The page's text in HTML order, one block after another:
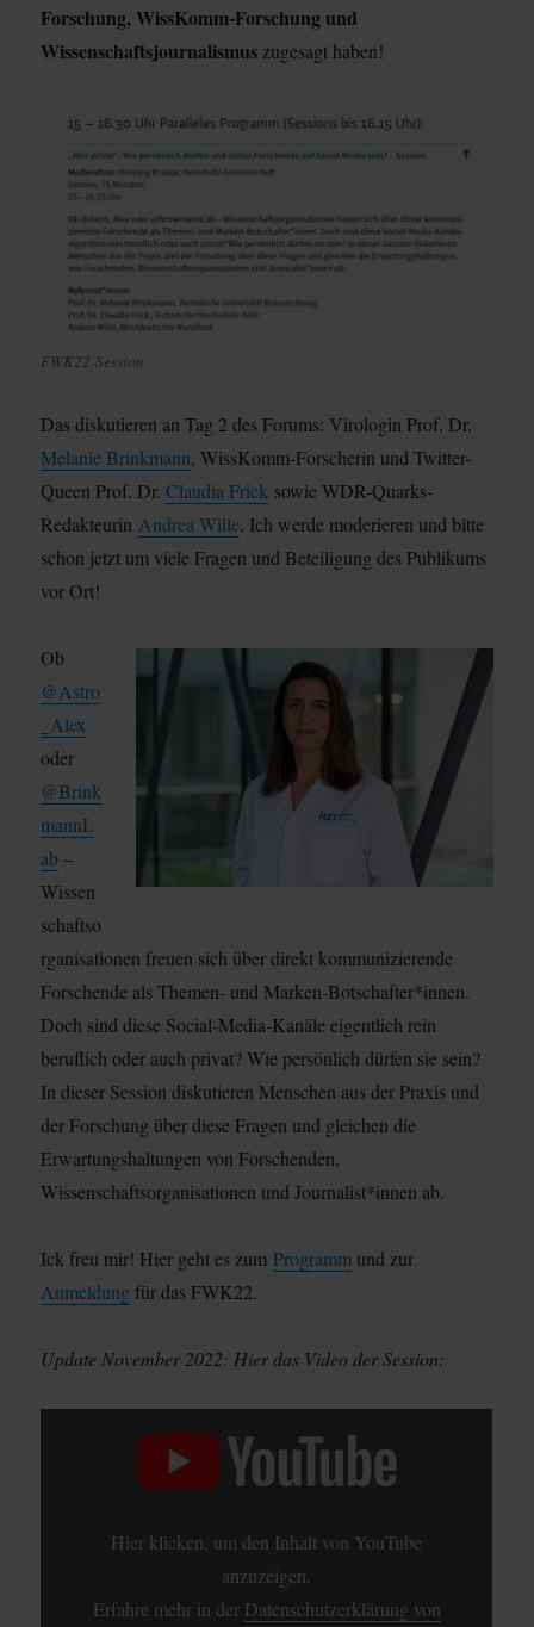
Forschung, WissKomm-Forschung und
Wissenschaftsjournalismus zugesagt haben!
FWK22-Session
Das diskutieren an Tag 2 des Forums: Virologin Prof. Dr.
Melanie Brinkmann, WissKomm-Forscherin und Twitter-
Queen Prof. Dr.Claudia Frick sowie WDR-Quarks-
Redakteurin Andrea Wille. Ich werde moderieren und bitte
schon jetzt um viele Fragen und Beteiligung des Publikums
vor Ort!
Ob
@Astro
_Alex
oder
@Brink
mannL
ab–
Wissen
schaftso
rganisationen freuen sich über direkt kommunizierende
Forschende als Themen- und Marken-Botschafter*innen.
Doch sind diese Social-Media-Kanäle eigentlich rein
beruflich oder auch privat? Wie persönlich dürfen sie sein?
In dieser Session diskutieren Menschen aus der Praxis und
der Forschung über diese Fragen und gleichen die
Erwartungshaltungen von Forschenden,
Wissenschaftsorganisationen und Journalist*innen ab.
Ick freu mir! Hier geht es zum Programm und zur
Anmeldung für das FWK22.
Update November 2022: Hier das Video der Session:
„#FWK22
SESSION:
DÜRFENHier klicken, um den Inhalt von YouTube
anzuzeigen.
Erfahre mehr in der Datenschutzerklärung von